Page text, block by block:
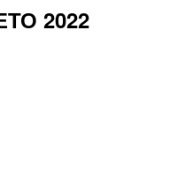
2022